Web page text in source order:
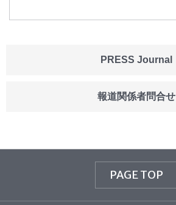
PRESS Journal
報道関係者問合せ
PAGE TOP